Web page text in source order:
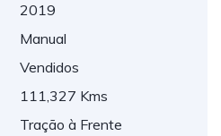
2019
Manual
Vendidos
111,327 Kms
Tração à Frente